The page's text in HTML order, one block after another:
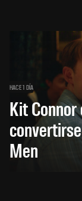
HACE 1 DÍA
Kit
Men